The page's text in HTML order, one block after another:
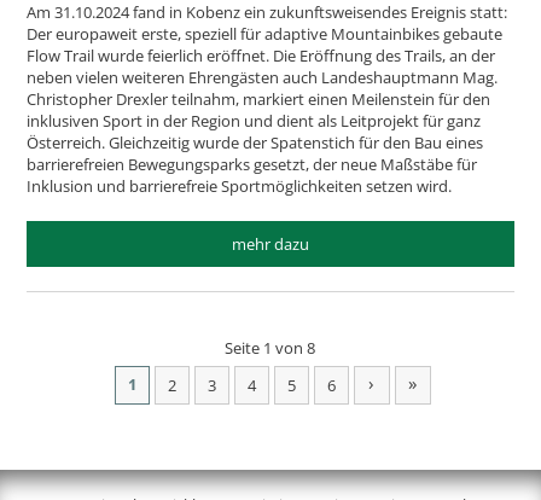
Am 31.10.2024 fand in Kobenz ein zukunftsweisendes Ereignis statt:
Der europaweit erste, speziell für adaptive Mountainbikes gebaute
Flow Trail wurde feierlich eröffnet. Die Eröffnung des Trails, an der
neben vielen weiteren Ehrengästen auch Landeshauptmann Mag.
Christopher Drexler teilnahm, markiert einen Meilenstein für den
inklusiven Sport in der Region und dient als Leitprojekt für ganz
Österreich. Gleichzeitig wurde der Spatenstich für den Bau eines
barrierefreien Bewegungsparks gesetzt, der neue Maßstäbe für
Inklusion und barrierefreie Sportmöglichkeiten setzen wird.
mehr dazu
Seite 1 von 8
1
2 3 4 5 6 › »